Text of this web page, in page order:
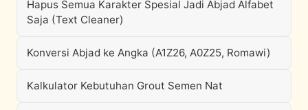
Hapus Semua Karakter Spesial Jadi Abjad Alfabet
Saja (Text Cleaner)
Konversi Abjad ke Angka (A1Z26, A0Z25, Romawi)
Kalkulator Kebutuhan Grout Semen Nat